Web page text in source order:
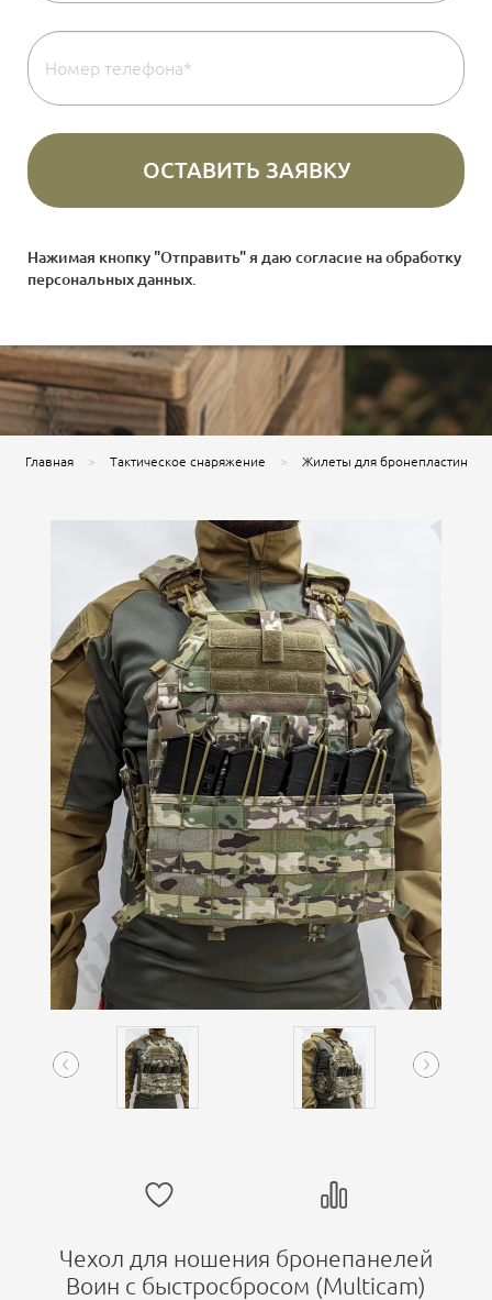
Нажимая кнопку "Отправить" я даю согласие наобработку
персональных данных
Главная Тактическое снаряжение Жилеты для бронепластин
Чехол для ношения бронепанелей
Воин с быстросбросом (Multicam)